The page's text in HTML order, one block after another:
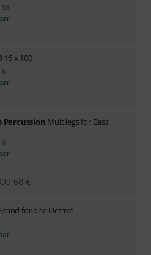
58
16 x 100
6
Percussion Multilegs for Bass
6
€
for one Octave